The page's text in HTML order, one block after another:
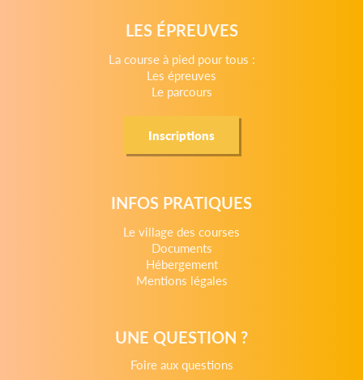
LES ÉPREUVES
La course à pied pour tous :
Les épreuves
Le parcours
Inscriptions
INFOS PRATIQUES
Le village des courses
Documents
Hébergement
Mentions légales
UNE QUESTION ?
Foire aux questions